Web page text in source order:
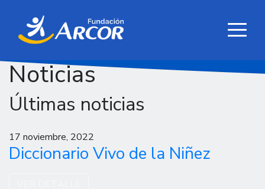
Noticias
Últimas noticias
17 noviembre, 2022
Diccionario Vivo de la Niñez